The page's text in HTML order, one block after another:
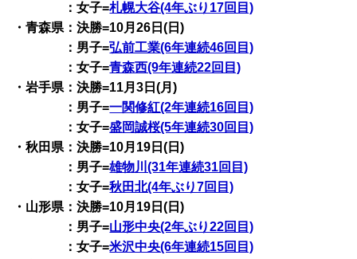
：女子=札幌大谷(4年ぶり17回目)
・青森県：決勝=10月26日(日)
：男子=弘前工業(6年連続46回目)
：女子=青森西(9年連続22回目)
・岩手県：決勝=11月3日(月)
：男子=一関修紅(2年連続16回目)
：女子=盛岡誠桜(5年連続30回目)
・秋田県：決勝=10月19日(日)
：男子=雄物川(31年連続31回目)
：女子=秋田北(4年ぶり7回目)
・山形県：決勝=10月19日(日)
：男子=山形中央(2年ぶり22回目)
：女子=米沢中央(6年連続15回目)